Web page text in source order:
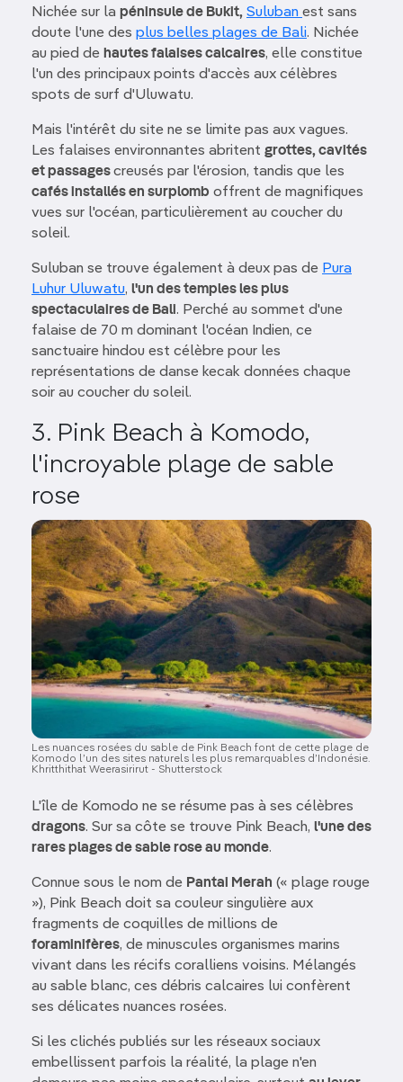
Nichée sur la péninsule de Bukit, Suluban est sans
doute l'une des plus belles plages de Bali. Nichée
au pied de hautes falaises calcaires, elle constitue
l'un des principaux points d'accès aux célèbres
spots de surf d'Uluwatu.
Mais l'intérêt du site ne se limite pas aux vagues.
Les falaises environnantes abritent grottes, cavités
et passagescreusés par l'érosion, tandis que les
cafés installés en surplomb offrent de magnifiques
vues sur l'océan, particulièrement au coucher du
soleil.
Suluban se trouve également à deux pas de Pura
Luhur Uluwatu, l'un des temples les plus
spectaculaires de Bali. Perché au sommet d'une
falaise de 70 m dominant l'océan Indien, ce
sanctuaire hindou est célèbre pour les
représentations de danse kecak données chaque
soir au coucher du soleil.
3. Pink Beach à Komodo,
l'incroyable plage de sable
rose
Image
Les nuances rosées du sable de Pink Beach font de cette plage de
Komodo l’un des sites naturels les plus remarquables d’Indonésie.
Khritthithat Weerasirirut - Shutterstock
L'île de Komodo ne se résume pas à ses célèbres
dragons. Sur sa côte se trouve Pink Beach, l'une des
rares plages de sable rose au monde.
Connue sous le nom de Pantai Merah (« plage rouge
»), Pink Beach doit sa couleur singulière aux
fragments de coquilles de millions de
foraminifères, de minuscules organismes marins
vivant dans les récifs coralliens voisins. Mélangés
au sable blanc, ces débris calcaires lui confèrent
ses délicates nuances rosées.
Si les clichés publiés sur les réseaux sociaux
embellissent parfois la réalité, la plage n'en